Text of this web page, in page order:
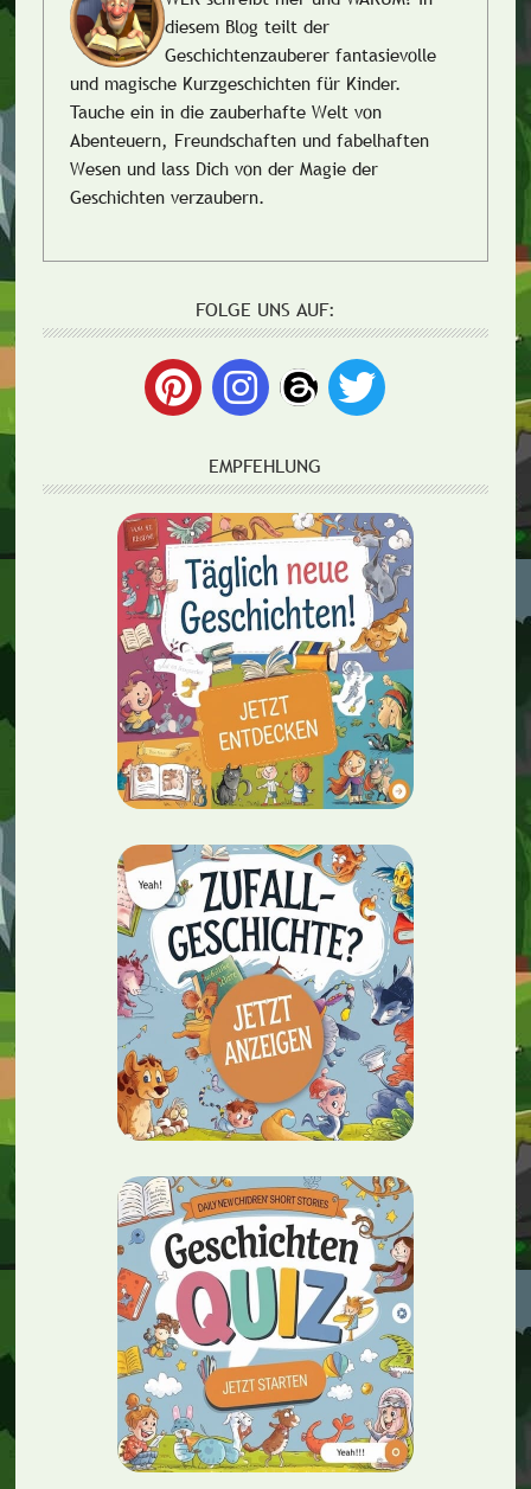
diesem Blog teilt der
Geschichtenzauberer fantasievolle
und magische Kurzgeschichten für Kinder.
Tauche ein in die zauberhafte Welt von
Abenteuern, Freundschaften und fabelhaften
Wesen und lass Dich von der Magie der
Geschichten verzaubern.
FOLGE UNS AUF:
EMPFEHLUNG